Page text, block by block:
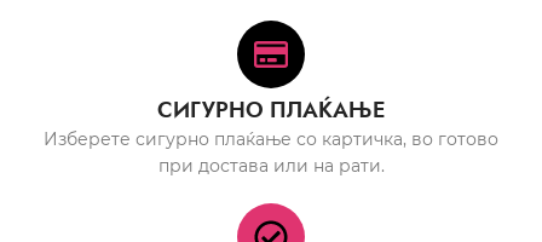
СИГУРНО ПЛАЌАЊЕ
Изберете сигурно плаќање со картичка, во готово
при достава или на рати.